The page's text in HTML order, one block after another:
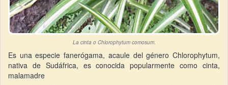
La cinta o Chlorophytum comosum.
Es una especie fanerógama, acaule del género Chlorophytum,
nativa de Sudáfrica, es conocida popularmente como cinta,
malamadre